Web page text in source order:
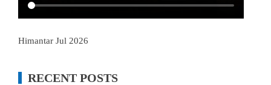
Himantar Jul 2026
RECENT POSTS